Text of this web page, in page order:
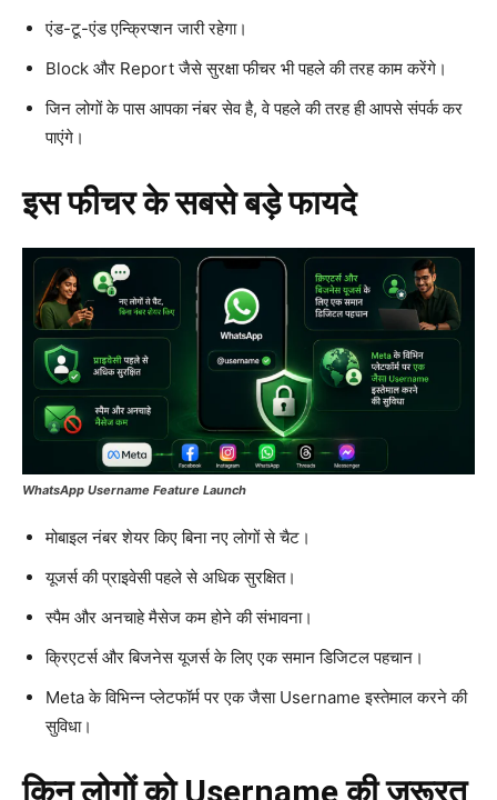
एंड-टू-एंड एन्क्रिप्शन जारी रहेगा।
Block और Report जैसे सुरक्षा फीचर भी पहले की तरह काम करेंगे।
जिन लोगों के पास आपका नंबर सेव है, वे पहले की तरह ही आपसे संपर्क कर
पाएंगे।
इस फीचर के सबसे बड़े फायदे
WhatsApp Username Feature Launch
मोबाइल नंबर शेयर किए बिना नए लोगों से चैट।
यूजर्स की प्राइवेसी पहले से अधिक सुरक्षित।
स्पैम और अनचाहे मैसेज कम होने की संभावना।
क्रिएटर्स और बिजनेस यूजर्स के लिए एक समान डिजिटल पहचान।
Meta के विभिन्न प्लेटफॉर्म पर एक जैसा Username इस्तेमाल करने की
सुविधा।
किन लोगों को Username की जरूरत